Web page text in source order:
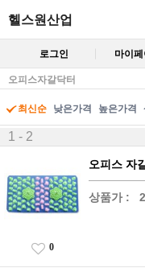
헬스원산업
로그인 마이페
오피스자갈닥터
최신순 낮은가격 높은가격
1 - 2
오피스 자
상품가 :
0